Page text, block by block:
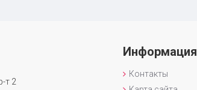
т 2
Информация
Контакты